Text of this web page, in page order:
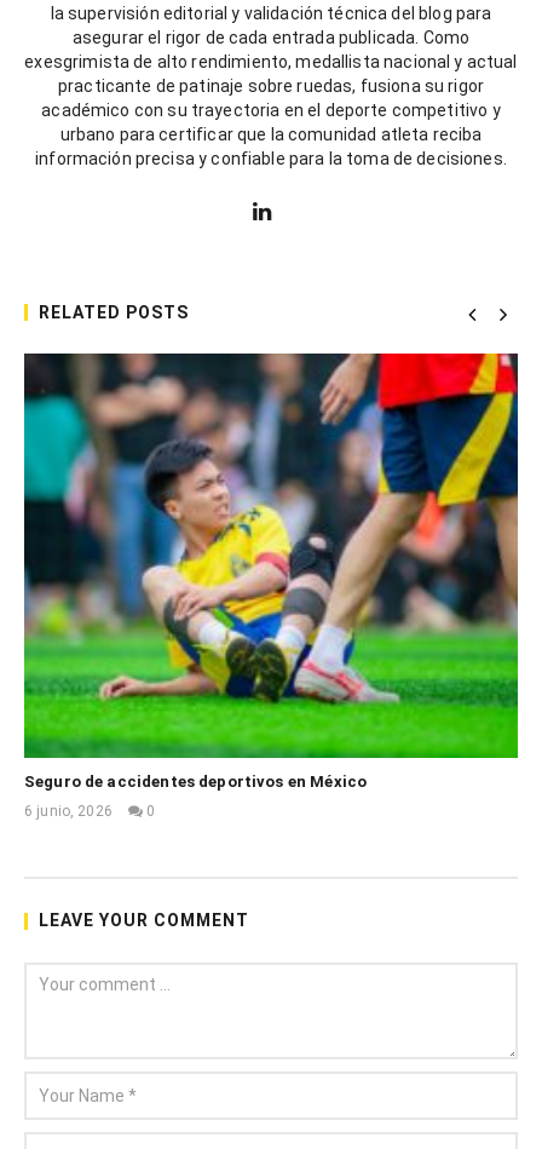
la supervisión editorial y validación técnica del blog para
asegurar el rigor de cada entrada publicada. Como
exesgrimista de alto rendimiento, medallista nacional y actual
practicante de patinaje sobre ruedas, fusiona su rigor
académico con su trayectoria en el deporte competitivo y
urbano para certificar que la comunidad atleta reciba
información precisa y confiable para la toma de decisiones.
RELATED POSTS
Seguro de accidentes deportivos en México
6 junio, 2026
0
LEAVE YOUR COMMENT